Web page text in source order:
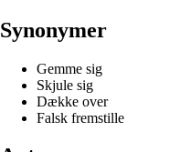
Synonymer
Gemme sig
Skjule sig
Dække over
Falsk fremstille